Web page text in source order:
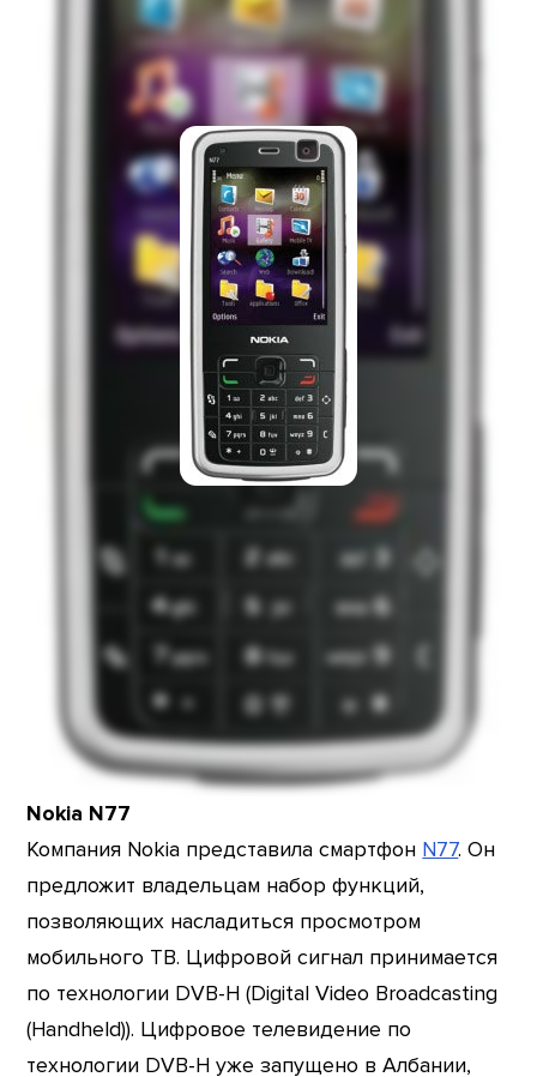
Nokia N77
Компания Nokia представила смартфон N77. Он
предложит владельцам набор функций,
позволяющих насладиться просмотром
мобильного ТВ. Цифровой сигнал принимается
по технологии DVB-H (Digital Video Broadcasting
(Handheld)). Цифровое телевидение по
технологии DVB-H уже запущено в Албании,